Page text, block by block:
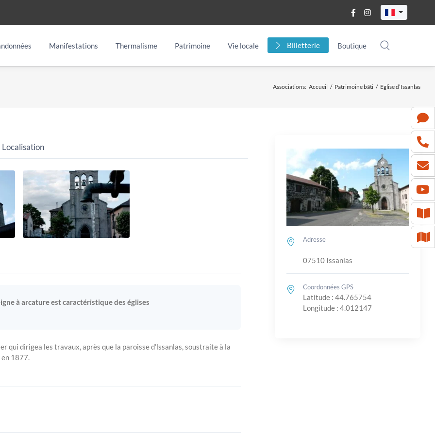
Manifestations Thermalisme Patrimoine Vie locale Billetterie Boutique
Associations: Accueil / Patrimoine bâti / Eglise d’Issanlas
Localisation
à arcature est caractéristique des églises
qui dirigea les travaux, après que la paroisse d‘lssanlas, soustraite à la
en 1877.
Adresse
07510 Issanlas
Coordonnées GPS
Latitude : 44.765754
Longitude : 4.012147